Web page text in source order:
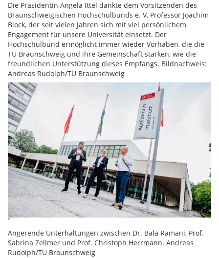
Die Präsidentin Angela Ittel dankte dem Vorsitzenden des
Braunschweigischen Hochschulbunds e. V, Professor Joachim
Block, der seit vielen Jahren sich mit viel persönlichem
Engagement für unsere Universität einsetzt. Der
Hochschulbund ermöglicht immer wieder Vorhaben, die die
TU Braunschweig und ihre Gemeinschaft stärken, wie die
freundlichen Unterstützung dieses Empfangs. Bildnachweis:
Andreas Rudolph/TU Braunschweig
Angerende Unterhaltungen zwischen Dr. Bala Ramani, Prof.
Sabrina Zellmer und Prof. Christoph Herrmann. Andreas
Rudolph/TU Braunschweig